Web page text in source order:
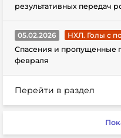
результативных передач
05.02.2026
НХЛ. Голы с
Спасения и пропущенные
февраля
Перейти в раздел